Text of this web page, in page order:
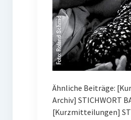
Ähnliche Beiträge:
Archiv] STICHWORT
[Kurzmitteilungen]